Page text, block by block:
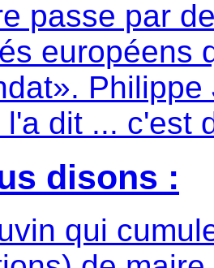
passe par
européens
dit ... c'est
disons :
qui